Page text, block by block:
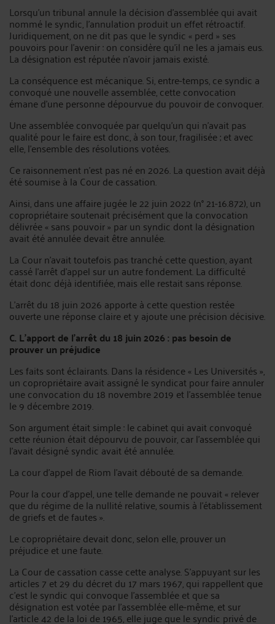
Lorsqu’un tribunal annule la décision d’assemblée qui avait
nommé le syndic, l’annulation produit un effet rétroactif.
Juridiquement, on ne dit pas que le syndic « perd » ses
pouvoirs pour l’avenir : on considère qu’il ne les a jamais eus.
La désignation est réputée n’avoir jamais existé.
La conséquence est mécanique. Si, entre-temps, ce syndic a
convoqué une nouvelle assemblée, cette convocation
émane d’une personne dépourvue du pouvoir de convoquer.
Une assemblée convoquée par quelqu’un qui n’avait pas
qualité pour le faire est donc, à son tour, fragilisée ; et avec
elle, l’ensemble des résolutions votées.
Ce raisonnement n’est pas né en 2026. La question avait déjà
été soumise à la Cour de cassation.
Ainsi, dans une affaire jugée le 22 juin 2022 (n° 21-16.872), un
copropriétaire soutenait précisément que la convocation
délivrée « sans pouvoir » par un syndic dont la désignation
avait été annulée devait être annulée.
La Cour n’avait toutefois pas tranché cette question, ayant
cassé l’arrêt d’appel sur un autre fondement. La difficulté
était donc déjà identifiée, mais elle restait sans réponse.
L’arrêt du 18 juin 2026 apporte à cette question restée
ouverte une réponse claire et y ajoute une précision décisive.
C. L’apport de l’arrêt du 18 juin 2026 : pas besoin de
prouver un préjudice
Les faits sont éclairants. Dans la résidence « Les Universités »,
un copropriétaire avait assigné le syndicat pour faire annuler
une convocation du 18 novembre 2019 et l’assemblée tenue
le 9 décembre 2019.
Son argument était simple : le cabinet qui avait convoqué
cette réunion était dépourvu de pouvoir, car l’assemblée qui
l’avait désigné syndic avait été annulée.
La cour d’appel de Riom l’avait débouté de sa demande.
Pour la cour d’appel, une telle demande ne pouvait « relever
que du régime de la nullité relative, soumis à l’établissement
de griefs et de fautes ».
Le copropriétaire devait donc, selon elle, prouver un
préjudice et une faute.
La Cour de cassation casse cette analyse. S’appuyant sur les
articles 7 et 29 du décret du 17 mars 1967, qui rappellent que
c’est le syndic qui convoque l’assemblée et que sa
désignation est votée par l’assemblée elle-même, et sur
l’article 42 de la loi de 1965, elle juge que le syndic privé de